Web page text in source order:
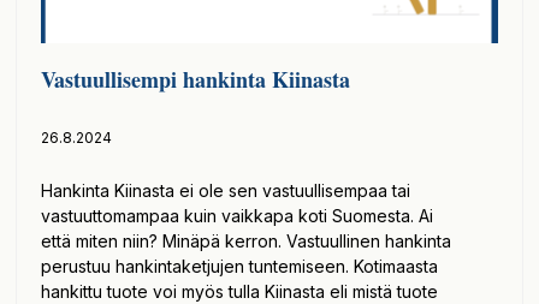
Vastuullisempi hankinta Kiinasta
26.8.2024
Hankinta Kiinasta ei ole sen vastuullisempaa tai
vastuuttomampaa kuin vaikkapa koti Suomesta. Ai
että miten niin? Minäpä kerron. Vastuullinen hankinta
perustuu hankintaketjujen tuntemiseen. Kotimaasta
hankittu tuote voi myös tulla Kiinasta eli mistä tuote